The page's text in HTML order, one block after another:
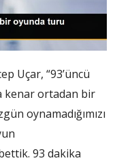
Uçar, “93’üncü
kenar ortadan bir
oynamadığımızı
93 dakika